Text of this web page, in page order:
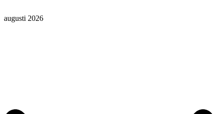
augusti 2026